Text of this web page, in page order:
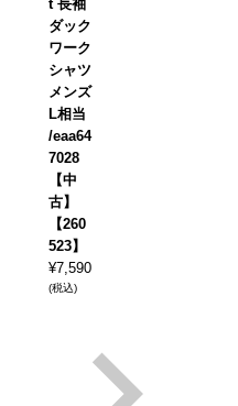
t 長袖
ダック
ワーク
シャツ
メンズ
L相当
/eaa64
7028
【中
古】
【260
523】
¥7,590
(税込)